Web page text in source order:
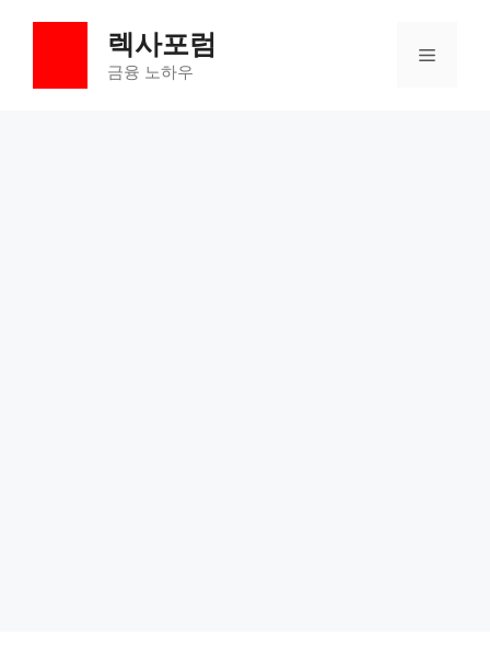
렉사포럼
금융 노하우
메